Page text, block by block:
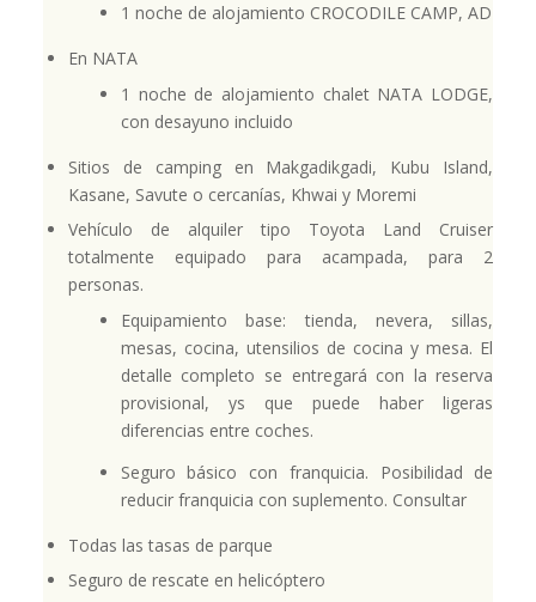
1 noche de alojamiento CROCODILE CAMP, AD
En NATA
1 noche de alojamiento chalet NATA LODGE,
con desayuno incluido
Sitios de camping en Makgadikgadi, Kubu Island,
Kasane, Savute o cercanías, Khwai y Moremi
Vehículo de alquiler tipo Toyota Land Cruiser
totalmente equipado para acampada, para 2
personas.
Equipamiento base: tienda, nevera, sillas,
mesas, cocina, utensilios de cocina y mesa. El
detalle completo se entregará con la reserva
provisional, ys que puede haber ligeras
diferencias entre coches.
Seguro básico con franquicia. Posibilidad de
reducir franquicia con suplemento. Consultar
Todas las tasas de parque
Seguro de rescate en helicóptero